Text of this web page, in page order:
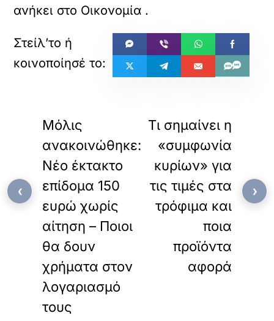
ανήκει στο Οικονομία .
Μόλις
ανακοινώθηκε:
Νέο έκτακτο
επίδομα 150
ευρώ χωρίς
αίτηση – Ποιοι
θα δουν
χρήματα στον
λογαριασμό
τους
Τι σημαίνει η
«συμφωνία
κυρίων» για
τις τιμές στα
τρόφιμα και
ποια
προϊόντα
αφορά
‹ ›